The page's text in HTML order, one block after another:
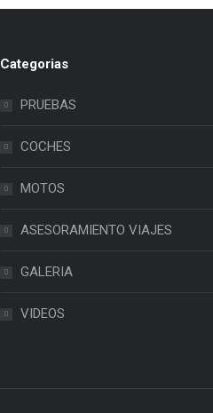
Categorias
PRUEBAS
COCHES
MOTOS
ASESORAMIENTO VIAJES
GALERIA
VIDEOS